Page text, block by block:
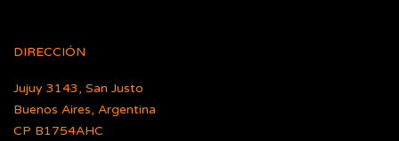
DIRECCIÓN
Jujuy 3143, San Justo
Buenos Aires, Argentina
CP B1754AHC